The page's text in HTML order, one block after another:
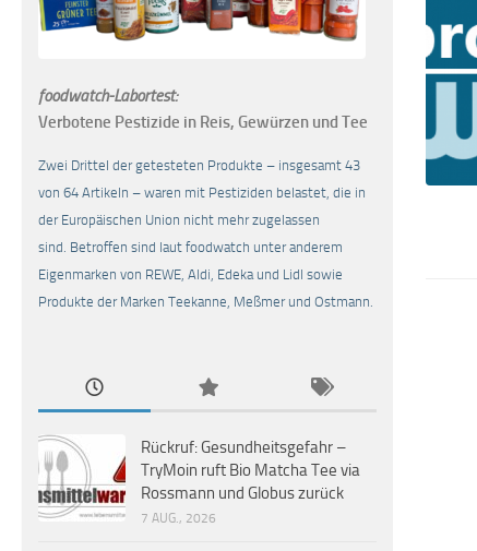
foodwatch-Labortest:
Verbotene Pestizide in Reis, Gewürzen und Tee
Zwei Drittel der getesteten Produkte – insgesamt 43
von 64 Artikeln – waren mit Pestiziden belastet, die in
der Europäischen Union nicht mehr zugelassen
sind. Betroffen sind laut foodwatch unter anderem
Eigenmarken von REWE, Aldi, Edeka und Lidl sowie
Produkte der Marken Teekanne, Meßmer und Ostmann.
Rückruf: Gesundheitsgefahr –
TryMoin ruft Bio Matcha Tee via
Rossmann und Globus zurück
7 AUG., 2026